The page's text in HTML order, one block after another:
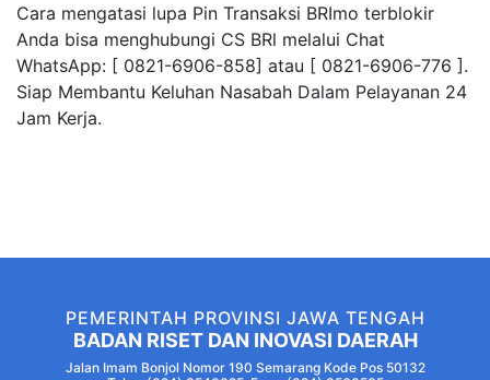
Cara mengatasi lupa Pin Transaksi BRImo terblokir
Anda bisa menghubungi CS BRl melalui Chat
WhatsApp: [ 0821-6906-858] atau [ 0821-6906-776 ].
Siap Membantu Keluhan Nasabah Dalam Pelayanan 24
Jam Kerja.
PEMERINTAH PROVINSI JAWA TENGAH
BADAN RISET DAN INOVASI DAERAH
Jalan Imam Bonjol Nomor 190 Semarang Kode Pos 50132